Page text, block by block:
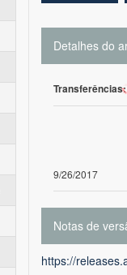
Detalhes do
Transferências:
9/26/2017
Notas de
https://